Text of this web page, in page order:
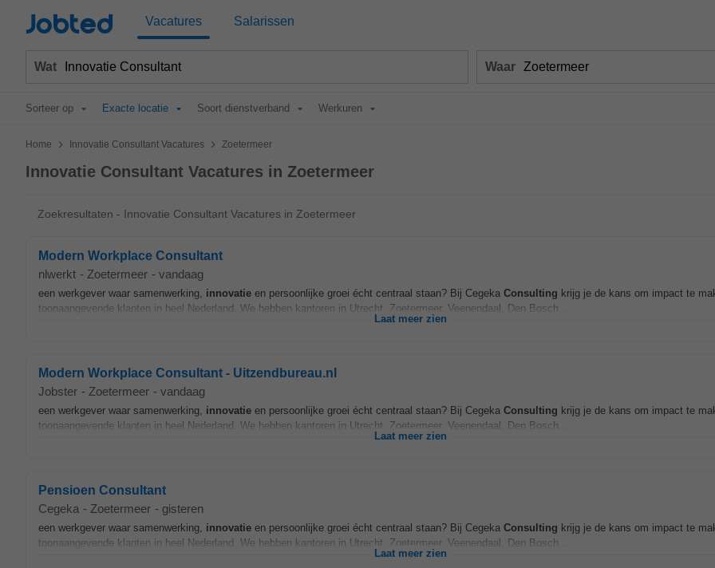
Jobted Vacatures Salarissen
Wat Waar
Sorteer op Exacte locatie Soort dienstverband Werkuren
Home > Innovatie Consultant Vacatures > Zoetermeer
Innovatie Consultant Vacatures in Zoetermeer
Zoekresultaten - Innovatie Consultant Vacatures in Zoetermeer
Modern Workplace Consultant
nlwerkt - Zoetermeer - vandaag
een werkgever waar samenwerking, innovatie en persoonlijke groei écht centraal staan? Bij Cegeka Consulting krijg je de kans om impact te
toonaangevende klanten in heel Nederland. We hebben kantoren in Utrecht, Zoetermeer, Veenendaal, Den Bosch...
Laat meer zien
Modern Workplace Consultant - Uitzendbureau.nl
Jobster - Zoetermeer - vandaag
een werkgever waar samenwerking, innovatie en persoonlijke groei écht centraal staan? Bij Cegeka Consulting krijg je de kans om impact te
toonaangevende klanten in heel Nederland. We hebben kantoren in Utrecht, Zoetermeer, Veenendaal, Den Bosch...
Laat meer zien
Pensioen Consultant
Cegeka - Zoetermeer - gisteren
een werkgever waar samenwerking, innovatie en persoonlijke groei écht centraal staan? Bij Cegeka Consulting krijg je de kans om impact te
toonaangevende klanten in heel Nederland. We hebben kantoren in Utrecht, Zoetermeer, Veenendaal, Den Bosch...
Laat meer zien